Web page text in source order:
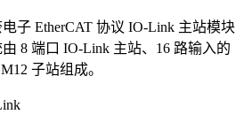
子 EtherCAT 协议 IO-Link 主站模块
8 端口 IO-Link 主站、16 路输入的
子站组成。